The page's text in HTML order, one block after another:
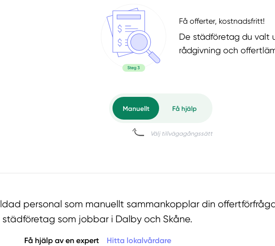
Få offerter, kostnadsfritt!
De städföretag du valt
rådgivning och
personal som manuellt sammankopplar din
städföretag som jobbar i Dalby och Skåne.
Få hjälp av en expert Hitta lokalvårdare